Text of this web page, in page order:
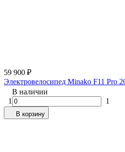
59 900 ₽
Электровелосипед Minako F11 Pro
В наличии
1
1
В корзину